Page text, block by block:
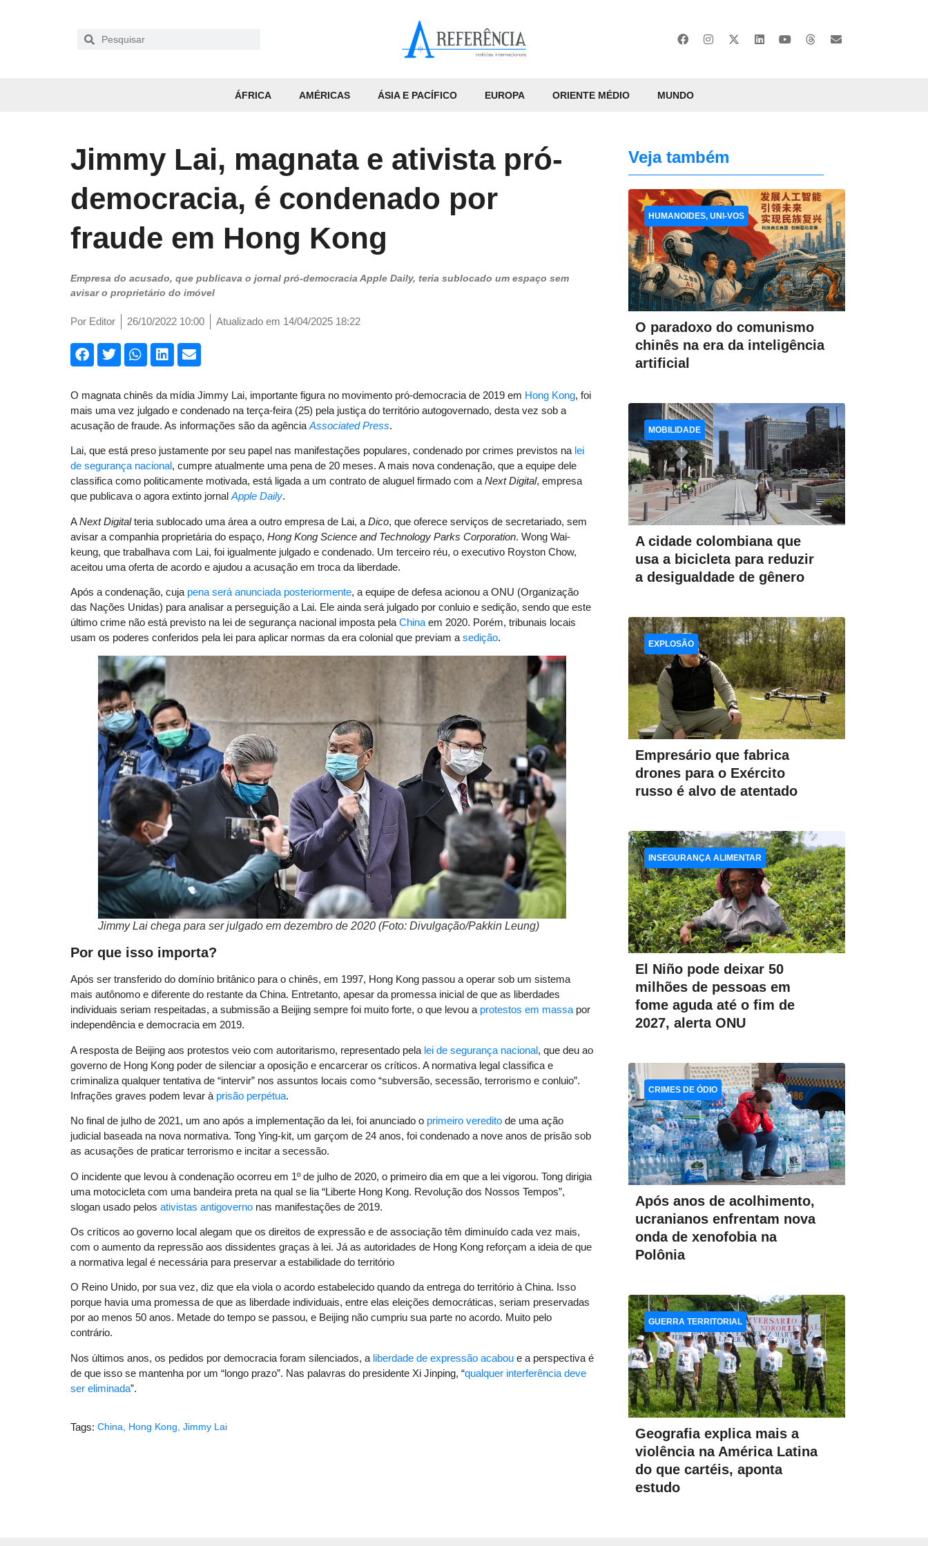
ÁFRICA AMÉRICAS ÁSIA E PACÍFICO EUROPA ORIENTE MÉDIO MUNDO
Jimmy Lai, magnata e ativista pró-
democracia, é condenado por
fraude em Hong Kong
Empresa do acusado, que publicava o jornal pró-democracia Apple Daily, teria sublocado um espaço sem
avisar o proprietário do imóvel
Por Editor 26/10/2022 10:00 Atualizado em 14/04/2025 18:22
O magnata chinês da mídia Jimmy Lai, importante figura no movimento pró-democracia de 2019 em Hong Kong, foi
mais uma vez julgado e condenado na terça-feira (25) pela justiça do território autogovernado, desta vez sob a
acusação de fraude. As informações são da agência Associated Press.
Lai, que está preso justamente por seu papel nas manifestações populares, condenado por crimes previstos na lei
de segurança nacional, cumpre atualmente uma pena de 20 meses. A mais nova condenação, que a equipe dele
classifica como politicamente motivada, está ligada a um contrato de aluguel firmado com a Next Digital, empresa
que publicava o agora extinto jornal Apple Daily.
ANext Digitalteria sublocado uma área a outro empresa de Lai, a Dico, que oferece serviços de secretariado, sem
avisar a companhia proprietária do espaço, Hong Kong Science and Technology Parks Corporation. Wong Wai-
keung, que trabalhava com Lai, foi igualmente julgado e condenado. Um terceiro réu, o executivo Royston Chow,
aceitou uma oferta de acordo e ajudou a acusação em troca da liberdade.
Após a condenação, cuja pena será anunciada posteriormente, a equipe de defesa acionou a ONU (Organização
das Nações Unidas) para analisar a perseguição a Lai. Ele ainda será julgado por conluio e sedição, sendo que este
último crime não está previsto na lei de segurança nacional imposta pela China em 2020. Porém, tribunais locais
usam os poderes conferidos pela lei para aplicar normas da era colonial que previam a sedição.
Jimmy Lai chega para ser julgado em dezembro de 2020 (Foto: Divulgação/Pakkin Leung)
Por que isso importa?
Após ser transferido do domínio britânico para o chinês, em 1997, Hong Kong passou a operar sob um sistema
mais autônomo e diferente do restante da China. Entretanto, apesar da promessa inicial de que as liberdades
individuais seriam respeitadas, a submissão a Beijing sempre foi muito forte, o que levou a protestos em massapor
independência e democracia em 2019.
A resposta de Beijing aos protestos veio com autoritarismo, representado pela lei de segurança nacional, que deu ao
governo de Hong Kong poder de silenciar a oposição e encarcerar os críticos. A normativa legal classifica e
criminaliza qualquer tentativa de “intervir” nos assuntos locais como “subversão, secessão, terrorismo e conluio”.
Infrações graves podem levar à prisão perpétua.
No final de julho de 2021, um ano após a implementação da lei, foi anunciado o primeiro veredito de uma ação
judicial baseada na nova normativa. Tong Ying-kit, um garçom de 24 anos, foi condenado a nove anos de prisão sob
as acusações de praticar terrorismo e incitar a secessão.
O incidente que levou à condenação ocorreu em 1º de julho de 2020, o primeiro dia em que a lei vigorou. Tong dirigia
uma motocicleta com uma bandeira preta na qual se lia “Liberte Hong Kong. Revolução dos Nossos Tempos”,
slogan usado pelos ativistas antigoverno nas manifestações de 2019.
Os críticos ao governo local alegam que os direitos de expressão e de associação têm diminuído cada vez mais,
com o aumento da repressão aos dissidentes graças à lei. Já as autoridades de Hong Kong reforçam a ideia de que
a normativa legal é necessária para preservar a estabilidade do território
O Reino Unido, por sua vez, diz que ela viola o acordo estabelecido quando da entrega do território à China. Isso
porque havia uma promessa de que as liberdade individuais, entre elas eleições democráticas, seriam preservadas
por ao menos 50 anos. Metade do tempo se passou, e Beijing não cumpriu sua parte no acordo. Muito pelo
contrário.
Nos últimos anos, os pedidos por democracia foram silenciados, a liberdade de expressão acabou e a perspectiva é
de que isso se mantenha por um “longo prazo”. Nas palavras do presidente Xi Jinping, “qualquer interferência deve
ser eliminada”.
Tags: China Hong Kong Jimmy Lai
Veja também
O paradoxo do comunismo
chinês na era da inteligência
artificial
HUMANOIDES, UNI-VOS
A cidade colombiana que
usa a bicicleta para reduzir
a desigualdade de gênero
MOBILIDADE
Empresário que fabrica
drones para o Exército
russo é alvo de atentado
EXPLOSÃO
El Niño pode deixar 50
milhões de pessoas em
fome aguda até o fim de
2027, alerta ONU
INSEGURANÇA ALIMENTAR
Após anos de acolhimento,
ucranianos enfrentam nova
onda de xenofobia na
Polônia
CRIMES DE ÓDIO
Geografia explica mais a
violência na América Latina
do que cartéis, aponta
estudo
GUERRA TERRITORIAL